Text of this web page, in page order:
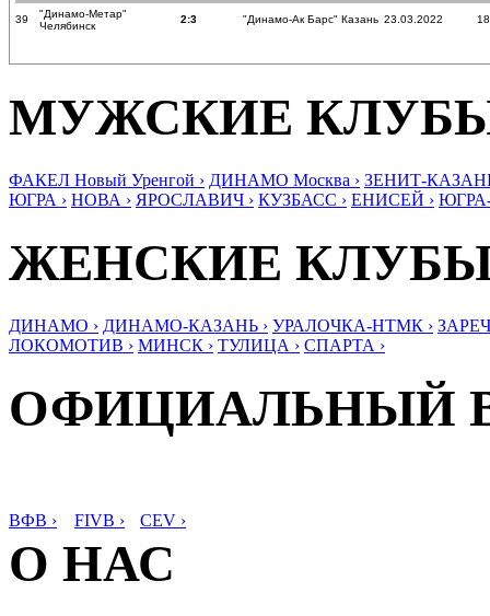
39
"Динамо-Метар"
Челябинск
2:3 "Динамо-Ак Барс" Казань 23.03.2022
МУЖСКИЕ
ФАКЕЛ Новый Уренгой › ДИНАМО Москва › ЗЕНИТ-
ЮГРА › НОВА › ЯРОСЛАВИЧ › КУЗБАСС › ЕНИСЕЙ ›
ЖЕНСКИЕ
ДИНАМО › ДИНАМО-КАЗАНЬ › УРАЛОЧКА-НТМК ›
ЛОКОМОТИВ › МИНСК › ТУЛИЦА › СПАРТА ›
ОФИЦИАЛЬНЫЙ
ВФВ › FIVB › CEV ›
О НАС